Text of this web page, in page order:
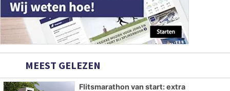
MEEST GELEZEN
Flitsmarathon van start: extra